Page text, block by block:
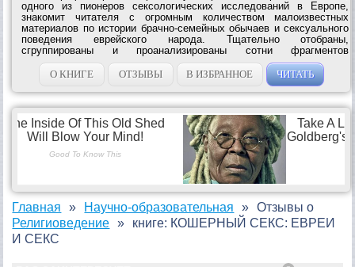
одного из пионеров сексологических исследований в Европе,
знакомит читателя с огромным количеством малоизвестных
материалов по истории брачно-семейных обычаев и сексуального
поведения еврейского народа. Тщательно отобраны,
сгруппированы и проанализированы сотни фрагментов
исторических сочинений и этнографических зарисовок,
литературные свидетельства, от Талмуда до...
О КНИГЕ ОТЗЫВЫ В ИЗБРАННОЕ ЧИТАТЬ
Главная
Научно-образовательная
Религиоведение
Отзывы о
книге: КОШЕРНЫЙ СЕКС: ЕВРЕИ
И СЕКС